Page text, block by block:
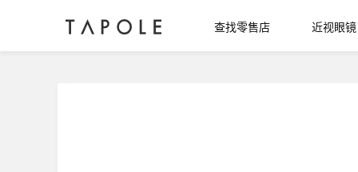
查找零售店 近视眼镜